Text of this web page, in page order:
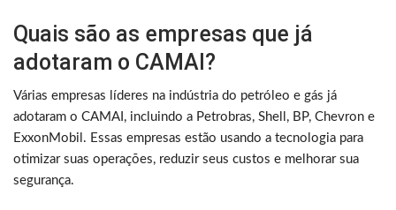
Quais são as empresas que já
adotaram o CAMAI?
Várias empresas líderes na indústria do petróleo e gás já
adotaram o CAMAI, incluindo a Petrobras, Shell, BP, Chevron e
ExxonMobil. Essas empresas estão usando a tecnologia para
otimizar suas operações, reduzir seus custos e melhorar sua
segurança.